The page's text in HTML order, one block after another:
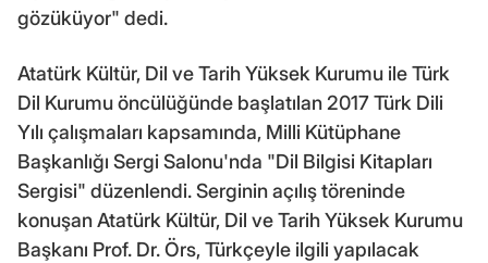
gözüküyor" dedi.
Atatürk Kültür, Dil ve Tarih Yüksek Kurumu ile Türk
Dil Kurumu öncülüğünde başlatılan 2017 Türk Dili
Yılı çalışmaları kapsamında, Milli Kütüphane
Başkanlığı Sergi Salonu'nda "Dil Bilgisi Kitapları
Sergisi" düzenlendi. Serginin açılış töreninde
konuşan Atatürk Kültür, Dil ve Tarih Yüksek Kurumu
Başkanı Prof. Dr. Örs, Türkçeyle ilgili yapılacak